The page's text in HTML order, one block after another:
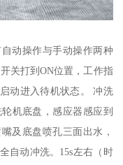
动操作与手动操作两种
关打到ON位置，工作指
动进入待机状态。 冲洗
机底盘，感应器感应到
及底盘喷孔三面出水，
自动冲洗。15s左右（时